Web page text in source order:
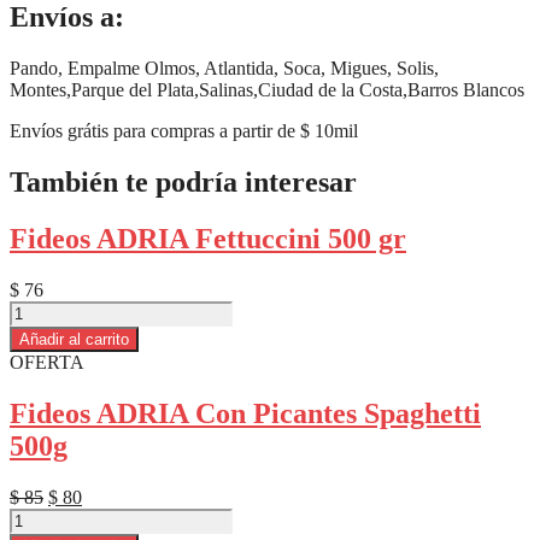
Envíos a:
Pando, Empalme Olmos, Atlantida, Soca, Migues, Solis,
Montes,Parque del Plata,Salinas,Ciudad de la Costa,Barros Blancos
Envíos grátis para compras a partir de $ 10mil
También te podría interesar
Fideos ADRIA Fettuccini 500 gr
$ 76
Fideos
ADRIA
Fettuccini
500
cantidad
Añadir al carrito
OFERTA
Fideos ADRIA Con Picantes Spaghetti
500g
$85 El
precio
$ 80El
precio
Fideos